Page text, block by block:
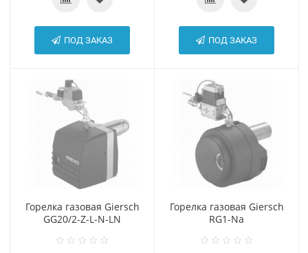
ПОД ЗАКАЗ ПОД ЗАКАЗ
Горелка газовая Giersch
GG20/2-Z-L-N-LN
Горелка газовая Giersch
RG1-Na